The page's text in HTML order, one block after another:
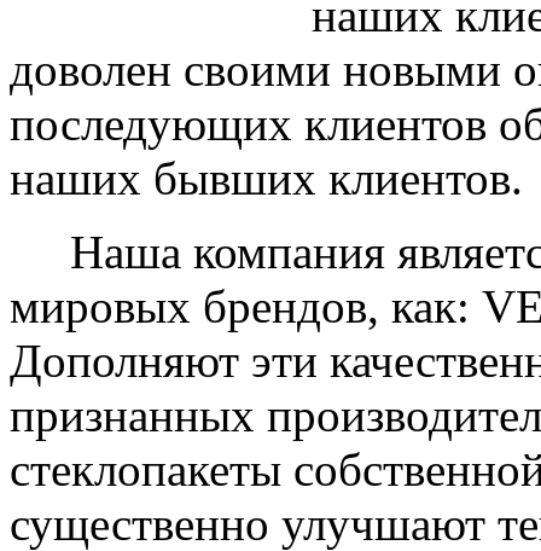
наших
доволен своими новыми
последующих клиентов
наших бывших клиентов.
Наша компания
мировых брендов, как:
Дополняют эти
признанных
стеклопакеты
существенно улучшают